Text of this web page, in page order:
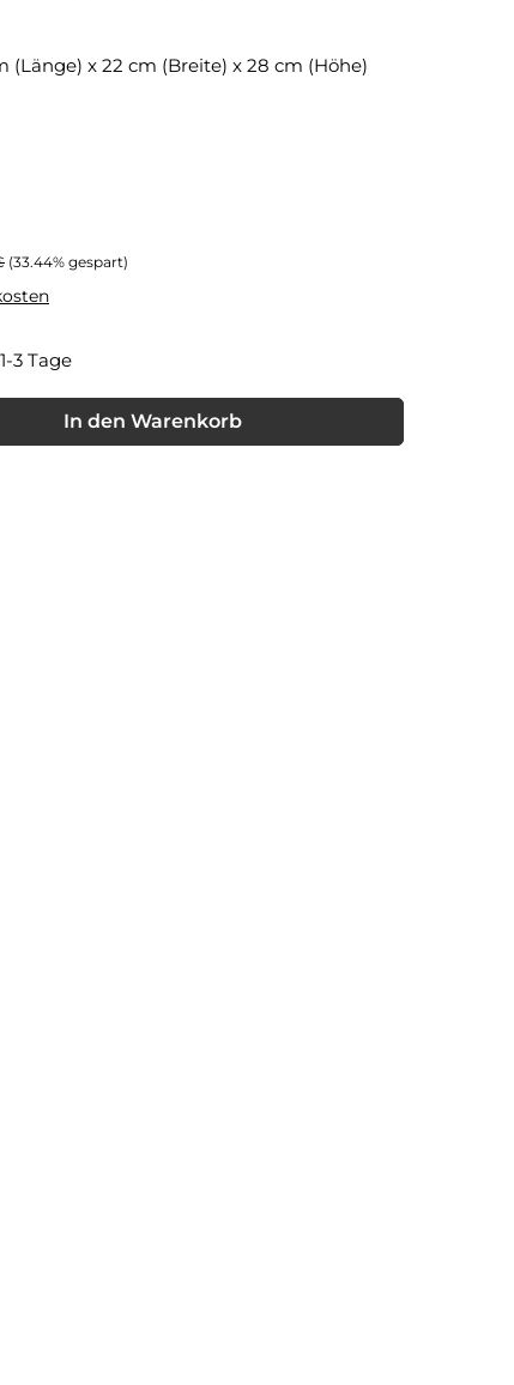
(Länge) x 22 cm (Breite) x 28 cm (Höhe)
Preis:
(33.44% gespart)
3 Tage
Wert ein oder benutze die Schaltflächen um die
In den Warenkorb